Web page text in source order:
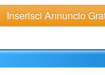
Inserisci Annuncio